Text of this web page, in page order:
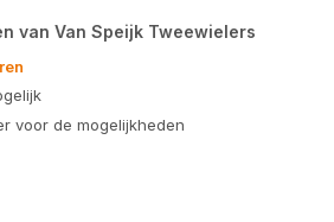
van Van Speijk Tweewielers
voor de mogelijkheden